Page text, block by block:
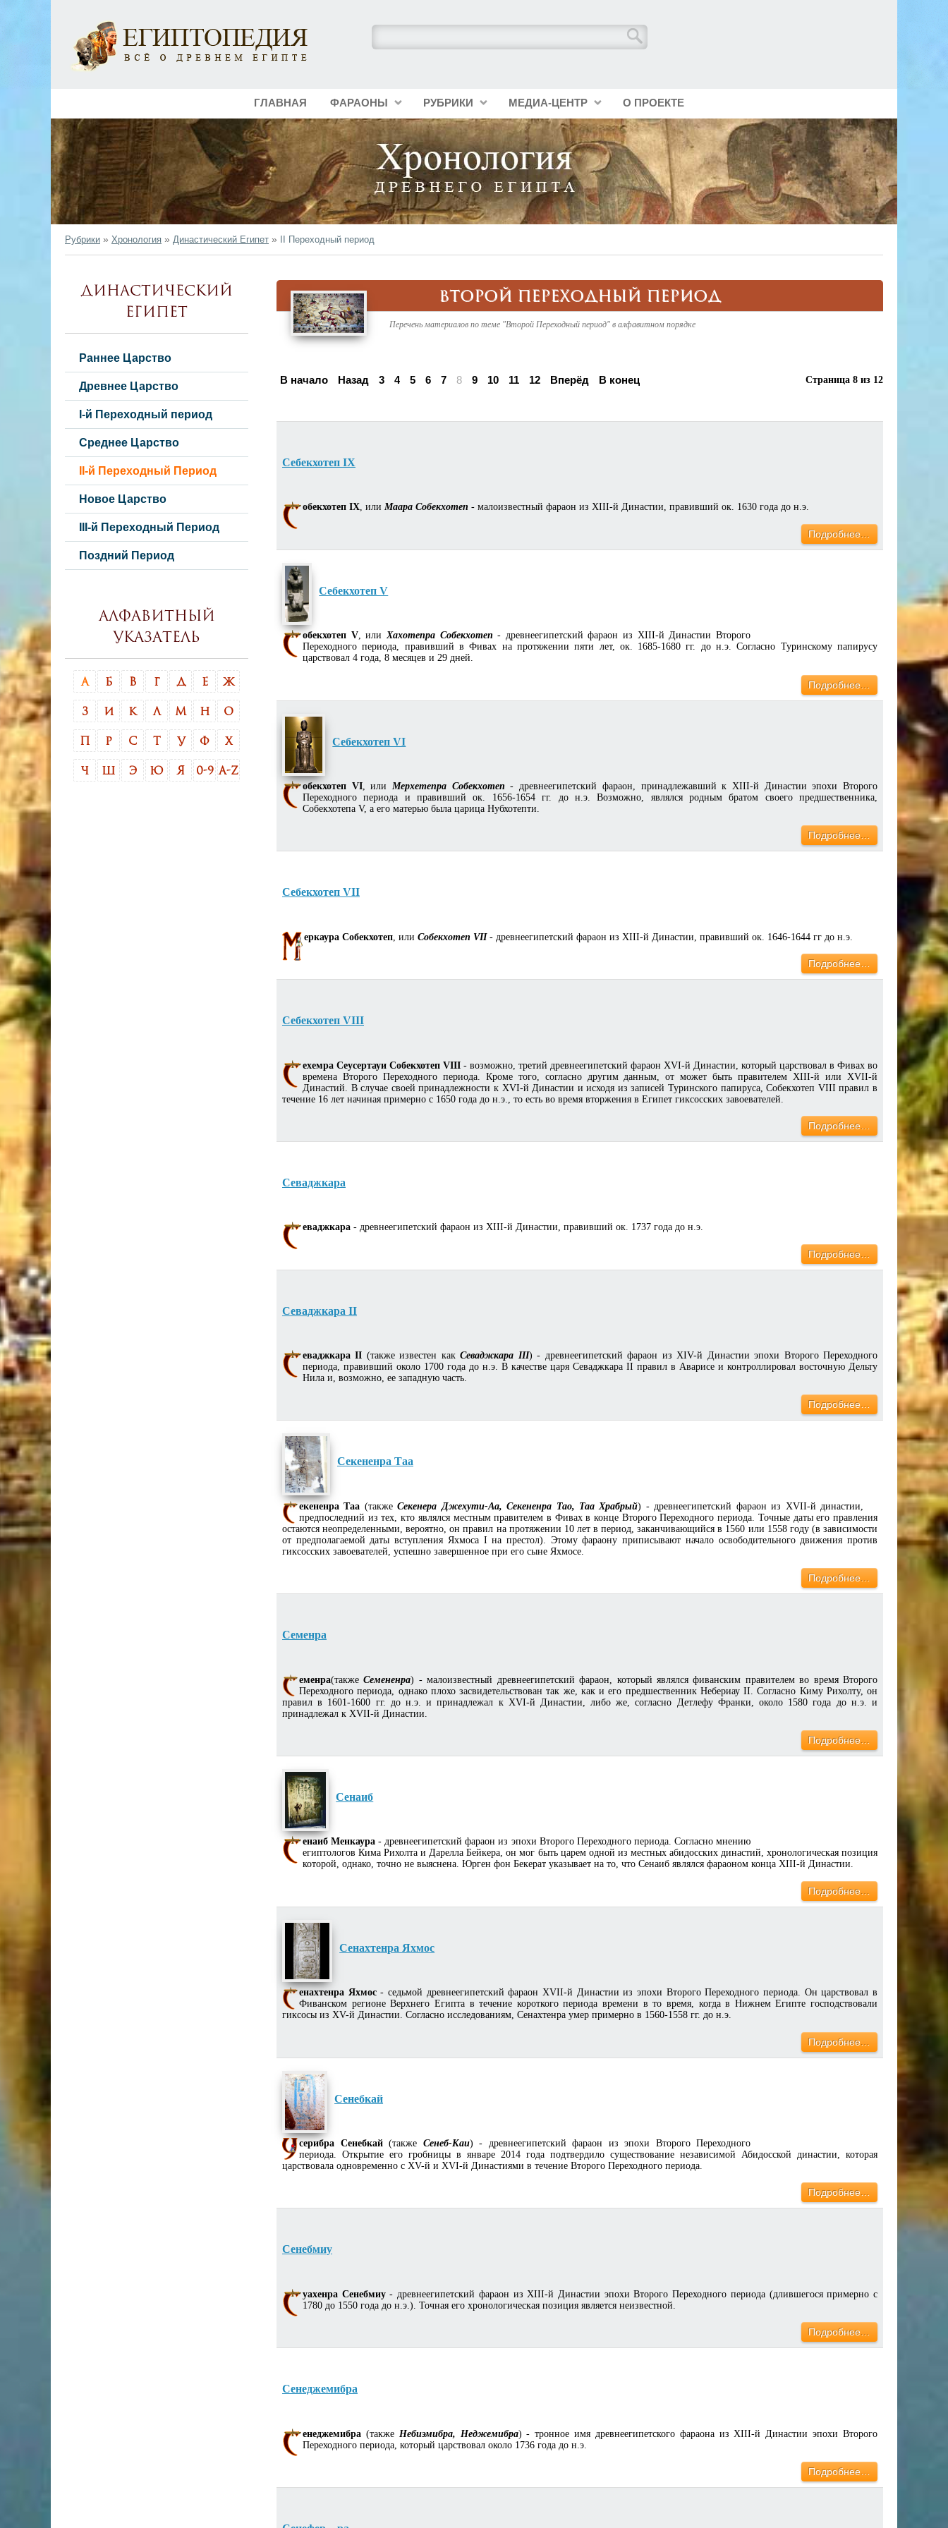
ГЛАВНАЯ ФАРАОНЫ РУБРИКИ МЕДИА-ЦЕНТР О ПРОЕКТЕ
Рубрики » Хронология » Династический Египет » II Переходный период
ВТОРОЙ ПЕРЕХОДНЫЙ ПЕРИОД
Перечень материалов по теме "Второй Переходный период" в алфавитном порядке
Страница 8 из 12
В начало Назад 3 4 5 6 7 8 9 10 11 12 Вперёд В конец
Себекхотеп IX
обекхотеп IX, или Маара Собекхотеп - малоизвестный фараон из XIII-й Династии, правивший ок. 1630 года до н.э.
Подробнее…
Себекхотеп V
обекхотеп V, илиХахотепра Собекхотеп - древнеегипетский фараон из XIII-й Династии Второго
Переходного периода, правивший в Фивах на протяжении пяти лет, ок. 1685-1680 гг. до н.э. Согласно Туринскому папирусу
царствовал 4 года, 8 месяцев и 29 дней.
Подробнее…
Себекхотеп VI
обекхотеп VI, или Мерхетепра Собекхотеп - древнеегипетский фараон, принадлежавший к XIII-й Династии эпохи Второго
Переходного периода и правивший ок. 1656-1654 гг. до н.э. Возможно, являлся родным братом своего предшественника,
Собекхотепа V, а его матерью была царица Нубхотепти.
Подробнее…
Себекхотеп VII
еркаура Собекхотеп , или Собекхотеп VII- древнеегипетский фараон из XIII-й Династии, правивший ок. 1646-1644 гг до н.э.
Подробнее…
Себекхотеп VIII
ехемра Сеусертауи Собекхотеп VIII - возможно, третий древнеегипетский фараон XVI-й Династии, который царствовал в Фивах во
времена Второго Переходного периода. Кроме того, согласно другим данным, от может быть правителем XIII-й или XVII-й
Династий. В случае своей принадлежности к XVI-й Династии и исходя из записей Туринского папируса, Собекхотеп VIII правил в
течение 16 лет начиная примерно с 1650 года до н.э., то есть во время вторжения в Египет гиксосских завоевателей.
Подробнее…
Севаджкара
еваджкара - древнеегипетский фараон из XIII-й Династии, правивший ок. 1737 года до н.э.
Подробнее…
Севаджкара II
еваджкара II (также известен какСеваджкара III) - древнеегипетский фараон из XIV-й Династии эпохи Второго Переходного
периода, правивший около 1700 года до н.э. В качестве царя Севаджкара II правил в Аварисе и контроллировал восточную Дельту
Нила и, возможно, ее западную часть.
Подробнее…
Секененра Таа
екененра Таа (такжеСекенера Джехути-Аа, Секененра Тао, Таа Храбрый) - древнеегипетский фараон из XVII-й династии,
предпоследний из тех, кто являлся местным правителем в Фивах в конце Второго Переходного периода. Точные даты его правления
остаются неопределенными, вероятно, он правил на протяжении 10 лет в период, заканчивающийся в 1560 или 1558 году (в зависимости
от предполагаемой даты вступления Яхмоса I на престол). Этому фараону приписывают начало освободительного движения против
гиксосских завоевателей, успешно завершенное при его сыне Яхмосе.
Подробнее…
Семенра
еменра(также Семененра) - малоизвестный древнеегипетский фараон, который являлся фиванским правителем во время Второго
Переходного периода, однако плохо засвидетельствован так же, как и его предшественник Небериау II. Согласно Киму Рихолту, он
правил в 1601-1600 гг. до н.э. и принадлежал к XVI-й Династии, либо же, согласно Детлефу Франки, около 1580 года до н.э. и
принадлежал к XVII-й Династии.
Подробнее…
Сенаиб
енаиб Менкаура - древнеегипетский фараон из эпохи Второго Переходного периода. Согласно мнению
египтологов Кима Рихолта и Дарелла Бейкера, он мог быть царем одной из местных абидосских династий, хронологическая позиция
которой, однако, точно не выяснена. Юрген фон Бекерат указывает на то, что Сенаиб являлся фараоном конца XIII-й Династии.
Подробнее…
Сенахтенра Яхмос
енахтенра Яхмос- седьмой древнеегипетский фараон XVII-й Династии из эпохи Второго Переходного периода. Он царствовал в
Фиванском регионе Верхнего Египта в течение короткого периода времени в то время, когда в Нижнем Египте господствовали
гиксосы из XV-й Династии. Согласно исследованиям, Сенахтенра умер примерно в 1560-1558 гг. до н.э.
Подробнее…
Сенебкай
серибра Сенебкай(также Сенеб-Каи) - древнеегипетский фараон из эпохи Второго Переходного
периода. Открытие его гробницы в январе 2014 года подтвердило существование независимой Абидосской династии, которая
царствовала одновременно с XV-й и XVI-й Династиями в течение Второго Переходного периода.
Подробнее…
Сенебмиу
уахенра Сенебмиу- древнеегипетский фараон из XIII-й Династии эпохи Второго Переходного периода (длившегося примерно с
1780 до 1550 года до н.э.). Точная его хронологическая позиция является неизвестной.
Подробнее…
Сенеджемибра
енеджемибра (также Небиэмибра, Неджемибра) - тронное имя древнеегипетского фараона из XIII-й Династии эпохи Второго
Переходного периода, который царствовал около 1736 года до н.э.
Подробнее…
Династический
Египет
Раннее Царство
Древнее Царство
I-й Переходный период
Среднее Царство
II-й Переходный Период
Новое Царство
III-й Переходный Период
Поздний Период
Алфавитный
указатель
А Б В Г Д Е Ж
З И К Л М Н О
Р С Т У Ф Х
Ч Э Ю Я 0-9 A-Z